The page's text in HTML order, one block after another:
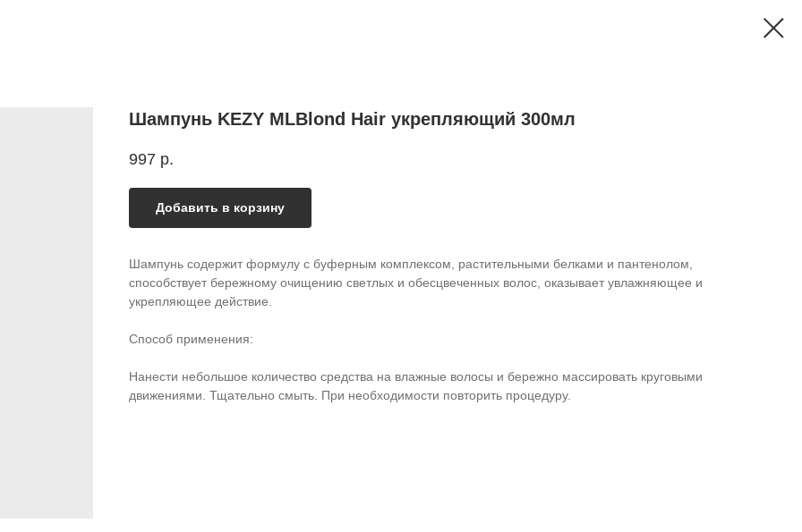
Шампунь KEZY MLBlond Hair укрепляющий 300мл
997 р.
Добавить в корзину
Шампунь содержит формулу с буферным комплексом, растительными белками и пантенолом,
способствует бережному очищению светлых и обесцвеченных волос, оказывает увлажняющее и
укрепляющее действие.
Способ применения:
Нанести небольшое количество средства на влажные волосы и бережно массировать круговыми
движениями. Тщательно смыть. При необходимости повторить процедуру.